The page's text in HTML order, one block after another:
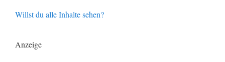
Willst du alle Inhalte sehen?
Anzeige